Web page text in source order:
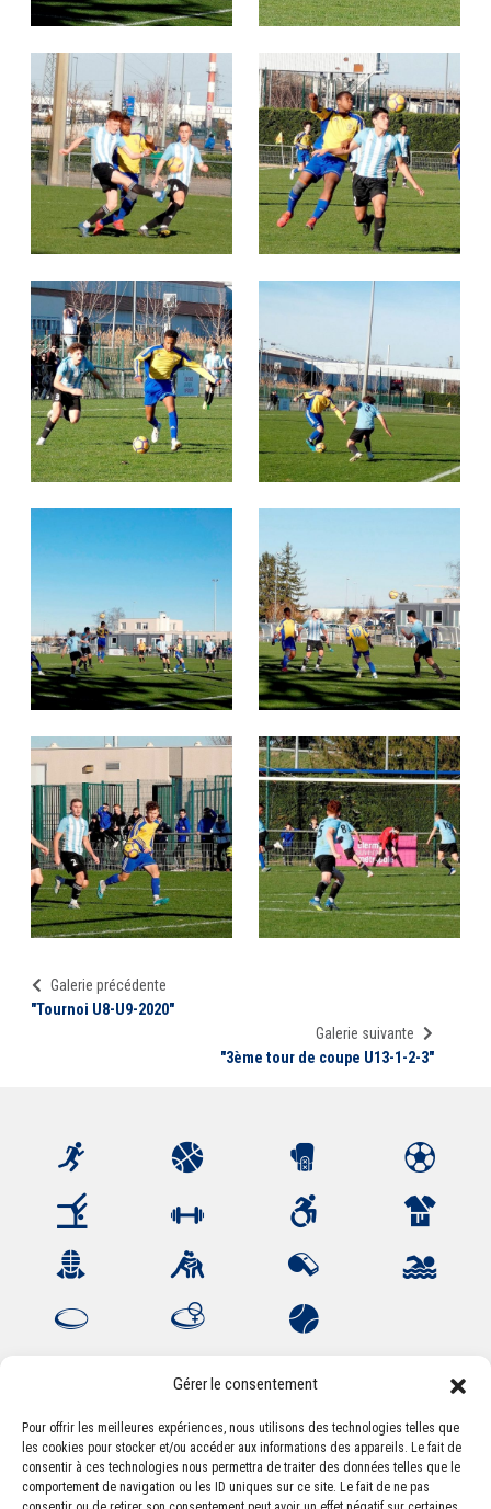
Gérer le consentement
Pour offrir les meilleures expériences, nous utilisons des technologies telles que
les cookies pour stocker et/ou accéder aux informations des appareils. Le fait de
consentir à ces technologies nous permettra de traiter des données telles que le
comportement de navigation ou les ID uniques sur ce site. Le fait de ne pas
Galerie précédente
"Tournoi U8-U9-2020"
Galerie suivante
"3ème tour de coupe U13-1-2-3"
Association Sportive Montferrandaise
84, boulevard Léon Jouhaux
CS 80221 - 63021 Clermont-Ferrand Cedex 2